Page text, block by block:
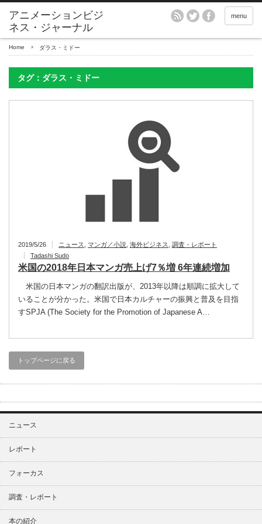
アニメーションビジ
ネス・ジャーナル
menu
Home ダラス・ミドー
タグ：ダラス・ミドー
2019/5/26 ニュース マンガ／小説 海外ビジネス
調査・レポート
Tadashi Sudo
米国の2018年日本マンガ売上げ7％増 6年連続増加
米国の日本マンガの翻訳出版が、2013年以降は順調に拡大して
いることが分かった。米国で日本カルチャーの振興と普及を目指
すSPJA (The Society for the Promotion of Japanese A…
トップページに戻る
ニュース
レポート
フォーカス
調査・レポート
本の紹介